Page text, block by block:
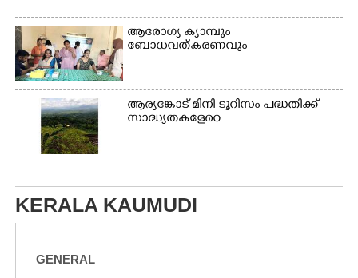
ആരോഗ്യ ക്യാമ്പും
ബോധവത്കരണവും
ആര്യങ്കോട് മിനി ടൂറിസം പദ്ധതിക്ക്
സാദ്ധ്യതകളേറെ
KERALA KAUMUDI
GENERAL